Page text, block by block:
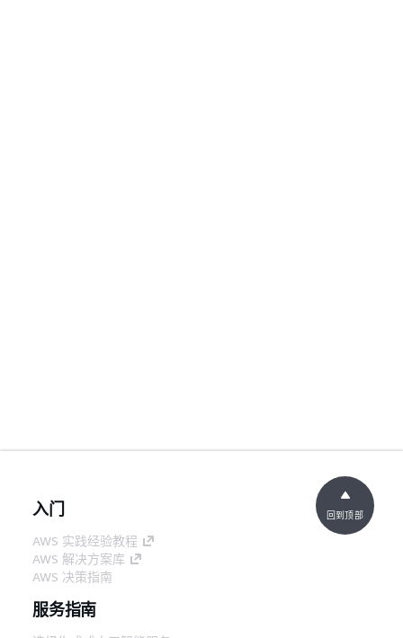
入门
AWS 实践经验教程
AWS 解决方案库
AWS 决策指南
服务指南
回到顶部